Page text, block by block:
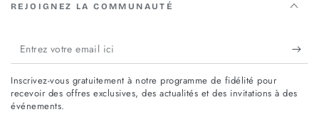
REJOIGNEZ LA COMMUNAUTÉ
Entrez
votre
email
ici
Inscrivez-vous gratuitement à notre programme de fidélité pour
recevoir des offres exclusives, des actualités et des invitations à des
événements.